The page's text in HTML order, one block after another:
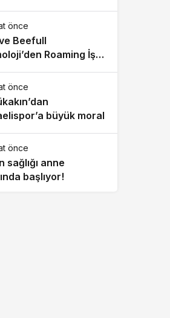
önce
Beefull
Roaming İş
önce
büyük moral
önce
sağlığı anne
başlıyor!